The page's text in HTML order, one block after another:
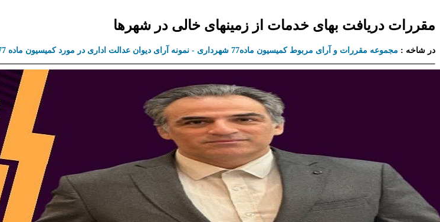
مقررات دریافت بهای خدمات از زمینهای خالی در شهرها
در شاخه : مجموعه مقررات و آرای مربوط کمیسیون ماده77 شهرداری - نمونه آرای دیوان عدالت اداری در مورد کمیسیون ماده 77